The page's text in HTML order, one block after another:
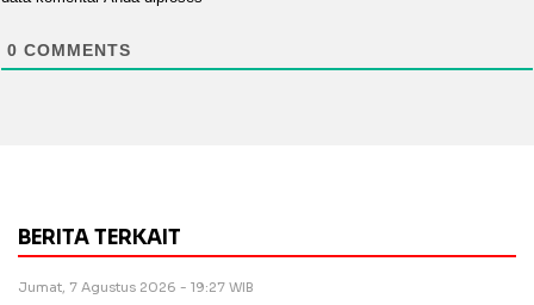
0 COMMENTS
BERITA TERKAIT
Jumat, 7 Agustus 2026 - 19:27 WIB